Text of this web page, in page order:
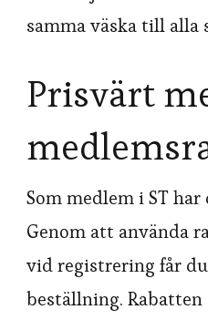
samma väska till alla
Prisvärt
Som medlem i ST
Genom att använda
vid registrering får
beställning.